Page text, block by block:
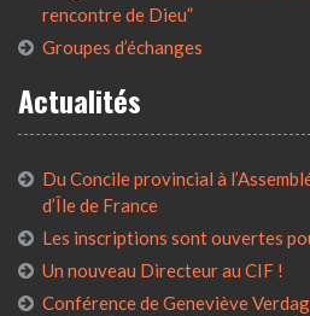
rencontre de Dieu”
Groupes d’échanges
Actualités
Du Concile provincial à
d’Île de France
Les inscriptions sont ouvertes
Un nouveau Directeur au CIF !
Conférence de Geneviève